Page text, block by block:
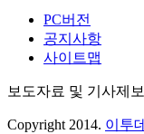
PC버전
공지사항
사이트맵
보도자료 및 기사제보
Copyright 2014. 이투